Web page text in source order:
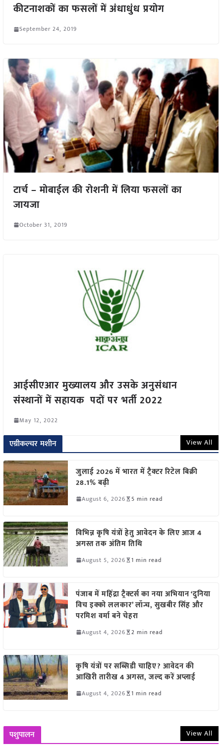
कीटनाशकों का फसलों में अंधाधुंध प्रयोग
September 24, 2019
टार्च – मोबाईल की रोशनी में लिया फसलों का
जायजा
October 31, 2019
आईसीएआर मुख्यालय और उसके अनुसंधान
संस्थानों में सहायक पदों पर भर्ती 2022
May 12, 2022
एग्रीकल्चर मशीन View All
जुलाई 2026 में भारत में ट्रैक्टर रिटेल बिक्री
28.1% बढ़ी
August 6, 2026 5 min read
विभिन्न कृषि यंत्रों हेतु आवेदन के लिए आज 4
अगस्त तक अंतिम तिथि
August 5, 2026 1 min read
पंजाब में महिंद्रा ट्रैक्टर्स का नया अभियान ‘दुनिया
विच इक्को ललकार’ लॉन्च, सुखबीर सिंह और
परमिश वर्मा बने चेहरा
August 4, 2026 2 min read
कृषि यंत्रों पर सब्सिडी चाहिए? आवेदन की
आखिरी तारीख 4 अगस्त, जल्द करें अप्लाई
August 4, 2026 1 min read
पशुपालन View All